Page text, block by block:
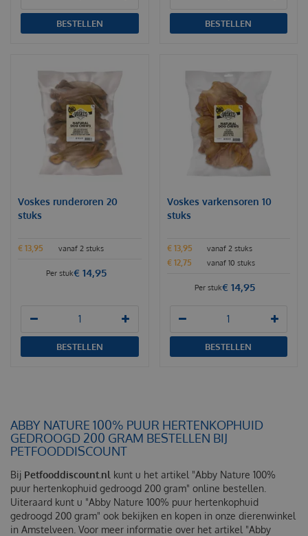
BESTELLEN BESTELLEN
Voskes runderoren 20
stuks
vanaf 2 stuks
€ 13,95
€ 14,95
Per stuk
BESTELLEN
Voskes varkensoren 10
stuks
vanaf 2 stuks
€ 13,95
vanaf 10 stuks
€ 12,75
€ 14,95
Per stuk
BESTELLEN
ABBY NATURE 100% PUUR HERTENKOPHUID
GEDROOGD 200 GRAM BESTELLEN BIJ
PETFOODDISCOUNT
Bij Petfooddiscount.nl kunt u het artikel "Abby Nature 100%
puur hertenkophuid gedroogd 200 gram" online bestellen.
Uiteraard kunt u "Abby Nature 100% puur hertenkophuid
gedroogd 200 gram" ook bekijken en kopen in onze dierenwinkel
in Amstelveen. Voor meer informatie over het artikel "Abby